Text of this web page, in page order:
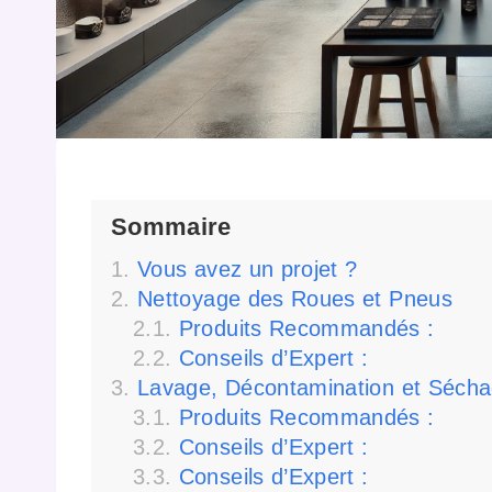
Sommaire
Vous avez un projet ?
Nettoyage des Roues et Pneus
Produits Recommandés :
Conseils d’Expert :
Lavage, Décontamination et
Produits Recommandés :
Conseils d’Expert :
Conseils d’Expert :